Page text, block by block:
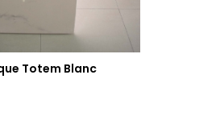
Totem Blanc